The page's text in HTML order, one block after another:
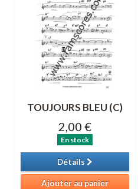
TOUJOURS BLEU (C)
2,00 €
En stock
Détails
Ajouter au panier